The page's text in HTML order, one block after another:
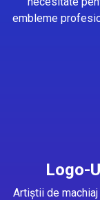
embleme
Logo-
Artiștii de